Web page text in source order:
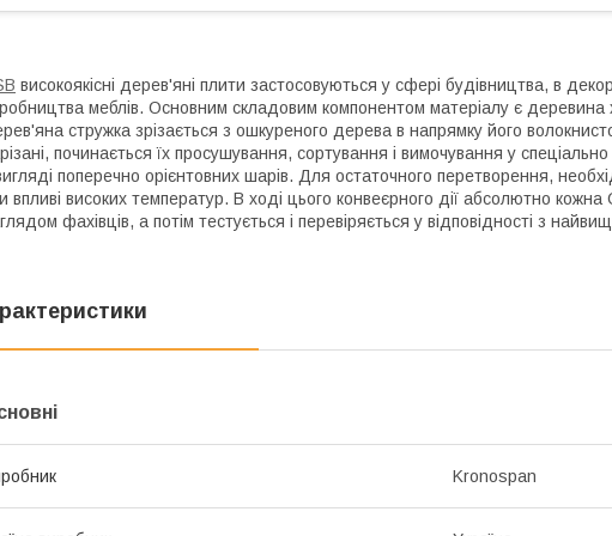
високоякісні дерев'яні плити застосовуються у сфері будівництва, в
меблів. Основним складовим компонентом матеріалу є деревина
стружка зрізається з ошкуреного дерева в напрямку його
починається їх просушування, сортування і вимочування у
поперечно орієнтовних шарів. Для остаточного перетворення,
впливі високих температур. В ході цього конвеєрного дії абсолютно
фахівців, а потім тестується і перевіряється у відповідності з
Kronospan